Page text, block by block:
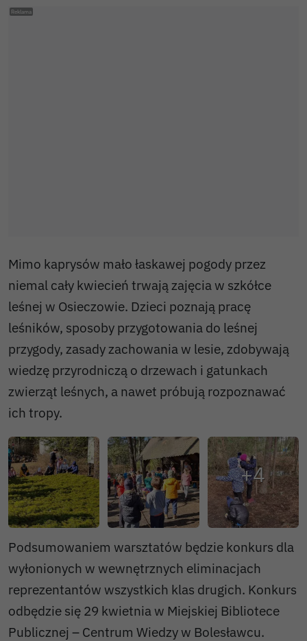
Mimo kaprysów mało łaskawej pogody przez
niemal cały kwiecień trwają zajęcia w szkółce
leśnej w Osieczowie. Dzieci poznają pracę
leśników, sposoby przygotowania do leśnej
przygody, zasady zachowania w lesie, zdobywają
wiedzę przyrodniczą o drzewach i gatunkach
zwierząt leśnych, a nawet próbują rozpoznawać
ich tropy.
Podsumowaniem warsztatów będzie konkurs dla
wyłonionych w wewnętrznych eliminacjach
reprezentantów wszystkich klas drugich. Konkurs
odbędzie się 29 kwietnia w Miejskiej Bibliotece
Publicznej – Centrum Wiedzy w Bolesławcu.